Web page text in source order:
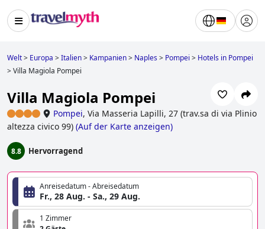
Welt> Europa >Italien> Kampanien> Naples> Pompei > Hotels in Pompei
>Villa Magiola Pompei
Villa Magiola Pompei
Pompei, Via Masseria Lapilli, 27 (trav.sa di via Plinio
altezza civico 99) (Auf der Karte anzeigen)
8.8 Hervorragend
Anreisedatum - Abreisedatum
Fr., 28 Aug. - Sa., 29 Aug.
1 Zimmer